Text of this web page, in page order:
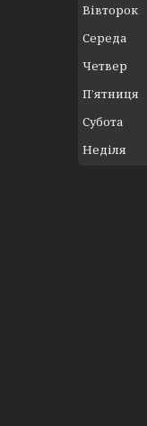
Вівторок
Середа
Четвер
Пʼятниця
Субота
Неділя